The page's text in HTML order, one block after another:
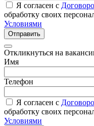
Я согласен с
обработку своих
Условиями
Отправить
Откликнуться на
Имя
Телефон
Я согласен с
обработку своих
Условиями